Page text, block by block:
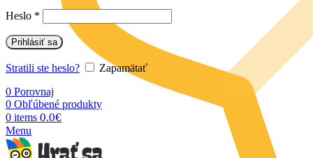
Heslo *
Prihlásiť sa
Stratili ste heslo?
Zapamätať
0 Porovnaj
0 Obľúbené produkty
0 items 0.0€
Menu